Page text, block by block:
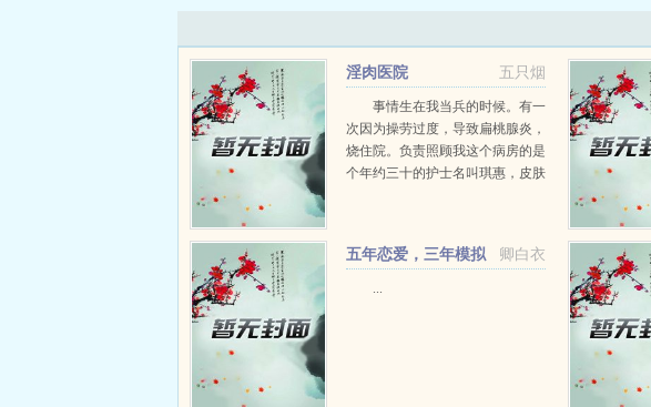
五只烟
淫肉医院
事情生在我当兵的时候。有一
次因为操劳过度，导致扁桃腺炎，
烧住院。负责照顾我这个病房的是
个年约三十的护士名叫琪惠，皮肤
温柔，有点娃娃音，脸也是娃...
卿白衣
五年恋爱，三年模拟
...